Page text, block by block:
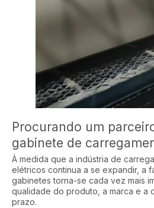
Procurando um
gabinete de
À medida que a indústria de
elétricos continua a se expandir, a
gabinetes torna-se cada vez mais
qualidade do produto, a marca e a
prazo.